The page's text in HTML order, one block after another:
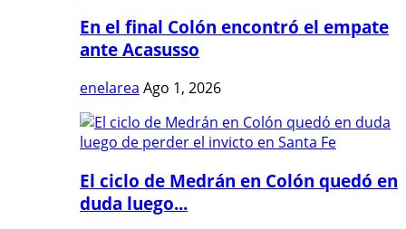
En el final Colón encontró el empate
ante Acasusso
enelarea Ago 1, 2026
El ciclo de Medrán en Colón quedó en
duda luego...